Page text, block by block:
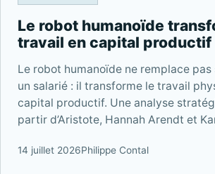
Le robot humanoïde
travail en capital productif
Le robot humanoïde ne remplace pas
un salarié : il transforme le travail
capital productif. Une analyse
partir d’Aristote, Hannah Arendt et
14 juillet 2026Philippe Contal